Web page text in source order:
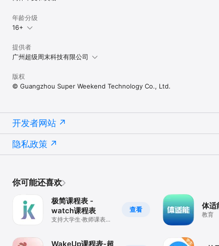
年龄分级
16+
提供者
广州超级周末科技有限公司
版权
© Guangzhou Super Weekend Technology Co., Ltd.
开发者网站
隐私政策
你可能还喜欢
查看
极简课程表 -
watch课程表
支持大学生·教师课表教
WakeUp课程表-超
体适
教育